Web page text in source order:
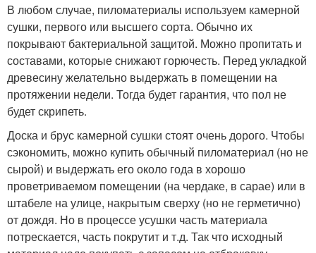
В любом случае, пиломатериалы используем камерной
сушки, первого или высшего сорта. Обычно их
покрывают бактериальной защитой. Можно пропитать и
составами, которые снижают горючесть. Перед укладкой
древесину желательно выдержать в помещении на
протяжении недели. Тогда будет гарантия, что пол не
будет скрипеть.
Доска и брус камерной сушки стоят очень дорого. Чтобы
сэкономить, можно купить обычный пиломатериал (но не
сырой) и выдержать его около года в хорошо
проветриваемом помещении (на чердаке, в сарае) или в
штабеле на улице, накрытым сверху (но не герметично)
от дождя. Но в процессе усушки часть материала
потрескается, часть покрутит и т.д. Так что исходный